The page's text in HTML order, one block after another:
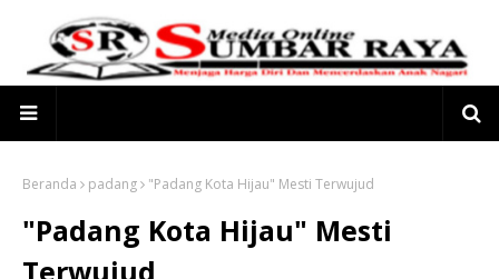
Beranda padang "Padang Kota Hijau" Mesti Terwujud
"Padang Kota Hijau" Mesti